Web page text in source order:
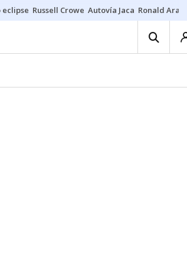
eclipse Russell Crowe Autovía Jaca Ronald Araújo